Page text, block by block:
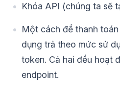
Khóa API (chúng ta sẽ
Một cách để thanh
dụng trả theo mức sử
token. Cả hai đều hoạt
endpoint.